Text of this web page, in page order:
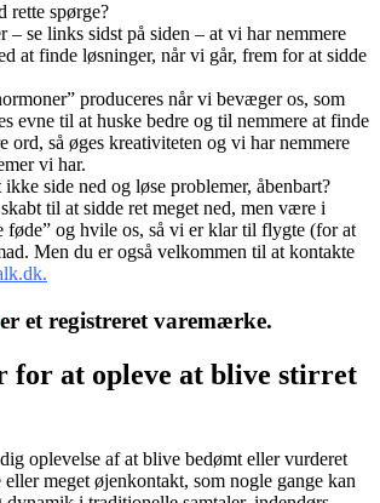
rette spørge?
– se links sidst på siden – at vi har nemmere
at finde løsninger, når vi går, frem for at sidde
produceres når vi bevæger os, som
evne til at huske bedre og til nemmere at finde
ord, så øges kreativiteten og vi har nemmere
vi har.
side ned og løse problemer, åbenbart?
til at sidde ret meget ned, men være i
føde” og hvile os, så vi er klar til flygte (for at
Men du er også velkommen til at kontakte
er et registreret varemærke.
for at opleve at blive stirret
oplevelse af at blive bedømt eller vurderet
eller meget øjenkontakt, som nogle gange kan